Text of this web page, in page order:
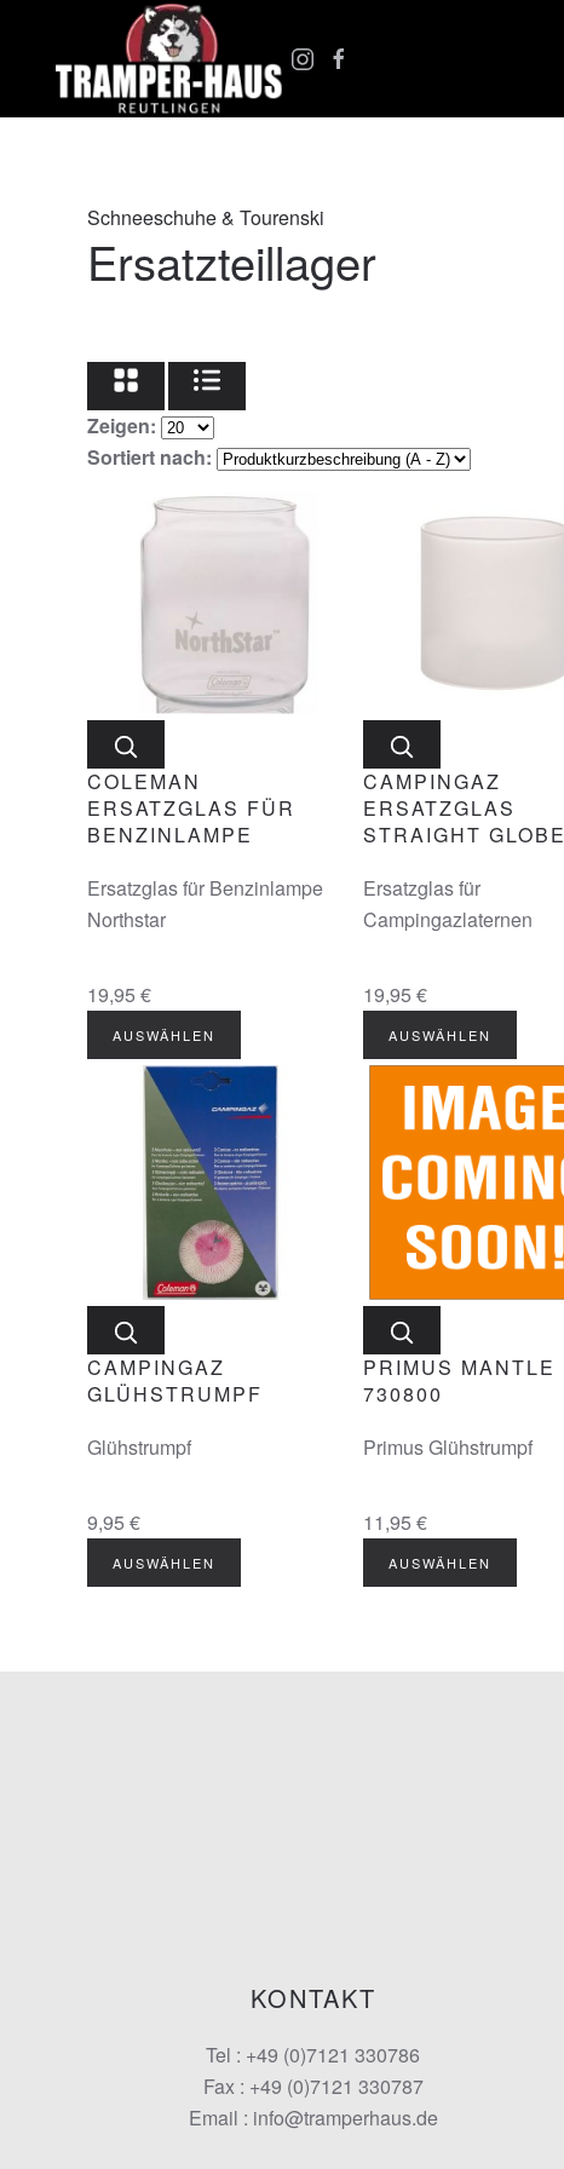
Zum Hauptinhalt springen
Schneeschuhe & Tourenski
Ersatzteillager
Zeigen:
Sortiert nach:
COLEMAN
ERSATZGLAS FÜR
BENZINLAMPE
Ersatzglas für Benzinlampe
Northstar
19,95 €
CAMPINGAZ
ERSATZGLAS
STRAIGHT GLOBE
Ersatzglas für
Campingazlaternen
19,95 €
CAMPINGAZ
GLÜHSTRUMPF
Glühstrumpf
9,95 €
PRIMUS MANTLE
730800
Primus Glühstrumpf
11,95 €
KONTAKT
Tel : +49 (0)7121 330786
Fax : +49 (0)7121 330787
Email : info@tramperhaus.de